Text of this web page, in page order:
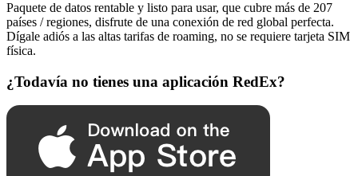
Paquete de datos rentable y listo para usar, que cubre más de 207
países / regiones, disfrute de una conexión de red global perfecta.
Dígale adiós a las altas tarifas de roaming, no se requiere tarjeta SIM
física.
¿Todavía no tienes una aplicación RedEx?